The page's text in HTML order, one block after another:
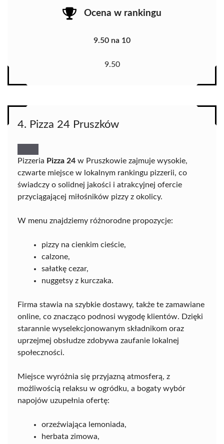
Ocena w rankingu
9.50 na 10
9.50
4. Pizza 24 Pruszków
Pizzeria Pizza 24 w Pruszkowie zajmuje wysokie,
czwarte miejsce w lokalnym rankingu pizzerii, co
świadczy o solidnej jakości i atrakcyjnej ofercie
przyciągającej miłośników pizzy z okolicy.
W menu znajdziemy różnorodne propozycje:
pizzy na cienkim cieście,
calzone,
sałatkę cezar,
nuggetsy z kurczaka.
Firma stawia na szybkie dostawy, także te zamawiane
online, co znacząco podnosi wygodę klientów. Dzięki
starannie wyselekcjonowanym składnikom oraz
uprzejmej obsłudze zdobywa zaufanie lokalnej
społeczności.
Miejsce wyróżnia się przyjazną atmosferą, z
możliwością relaksu w ogródku, a bogaty wybór
napojów uzupełnia ofertę:
orzeźwiająca lemoniada,
herbata zimowa,